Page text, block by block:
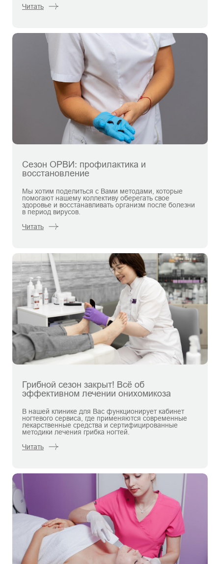
Читать
Сезон ОРВИ: профилактика и
восстановление
Мы хотим поделиться с Вами методами, которые
помогают нашему коллективу оберегать свое
здоровье и восстанавливать организм после болезни
в период вирусов.
Читать
Грибной сезон закрыт! Всё об
эффективном лечении онихомикоза
В нашей клинике для Вас функционирует кабинет
ногтевого сервиса, где применяются современные
лекарственные средства и сертифицированные
методики лечения грибка ногтей.
Читать